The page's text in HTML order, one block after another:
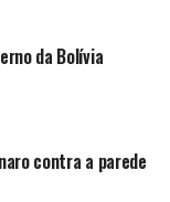
da Bolívia
contra a parede